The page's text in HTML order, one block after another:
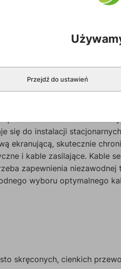
przewodu SIG144
się do instalacji
ekranującą, skutecznie
i kable zasilające. Kable
zapewnienia
wyboru optymalnego
skręconych, cienkich
Przejdź do ustawień